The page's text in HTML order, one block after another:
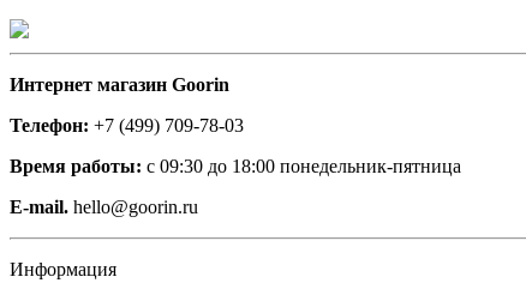
Интернет магазин Goorin
Телефон: +7 (499) 709-78-03
Время работы: с 09:30 до 18:00 понедельник-пятница
E-mail. hello@goorin.ru
Информация